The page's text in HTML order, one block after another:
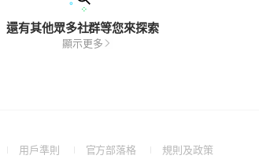
還有其他眾多社群等您來探索
顯示更多
(Open用戶準則
(Open官方部落格
(Open規則及政策(Open